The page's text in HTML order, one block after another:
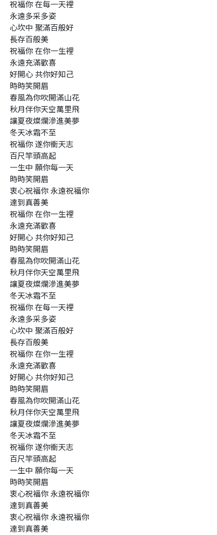
祝福你 在每一天裡
永遠多采多姿
心坎中 聚滿百般好
長存百般美
祝福你 在你一生裡
永遠充滿歡喜
好開心 共你好知己
時時笑開眉
春風為你吹開滿山花
秋月伴你天空萬里飛
讓夏夜燦爛滲進美夢
冬天冰霜不至
祝福你 遂你衝天志
百尺竿頭高起
一生中 願你每一天
時時笑開眉
衷心祝福你 永遠祝福你
達到真善美
祝福你 在你一生裡
永遠充滿歡喜
好開心 共你好知己
時時笑開眉
春風為你吹開滿山花
秋月伴你天空萬里飛
讓夏夜燦爛滲進美夢
冬天冰霜不至
祝福你 在每一天裡
永遠多采多姿
心坎中 聚滿百般好
長存百般美
祝福你 在你一生裡
永遠充滿歡喜
好開心 共你好知己
時時笑開眉
春風為你吹開滿山花
秋月伴你天空萬里飛
讓夏夜燦爛滲進美夢
冬天冰霜不至
祝福你 遂你衝天志
百尺竿頭高起
一生中 願你每一天
時時笑開眉
衷心祝福你 永遠祝福你
達到真善美
衷心祝福你 永遠祝福你
達到真善美